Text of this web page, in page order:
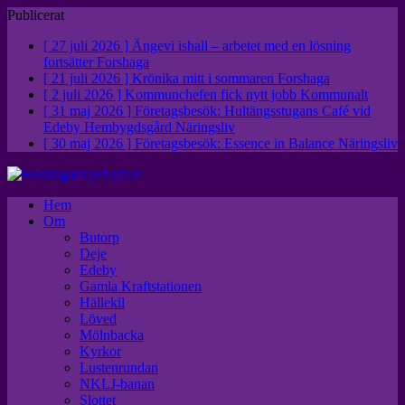
Publicerat
[ 27 juli 2026 ] Ängevi ishall – arbetet med en lösning
fortsätter Forshaga
[ 21 juli 2026 ] Krönika mitt i sommaren Forshaga
[ 2 juli 2026 ] Kommunchefen fick nytt jobb Kommunalt
[ 31 maj 2026 ] Företagsbesök: Hultängsstugans Café vid
Edeby Hembygdsgård Näringsliv
[ 30 maj 2026 ] Företagsbesök: Essence in Balance Näringsliv
Hem
Om
Butorp
Deje
Edeby
Gamla Kraftstationen
Hällekil
Löved
Mölnbacka
Kyrkor
Lustenrundan
NKLJ-banan
Slottet